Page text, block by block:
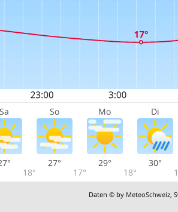
Sa So Mo Di
18°
27°
17°
29°
18°
30°
Daten © by MeteoSchweiz,